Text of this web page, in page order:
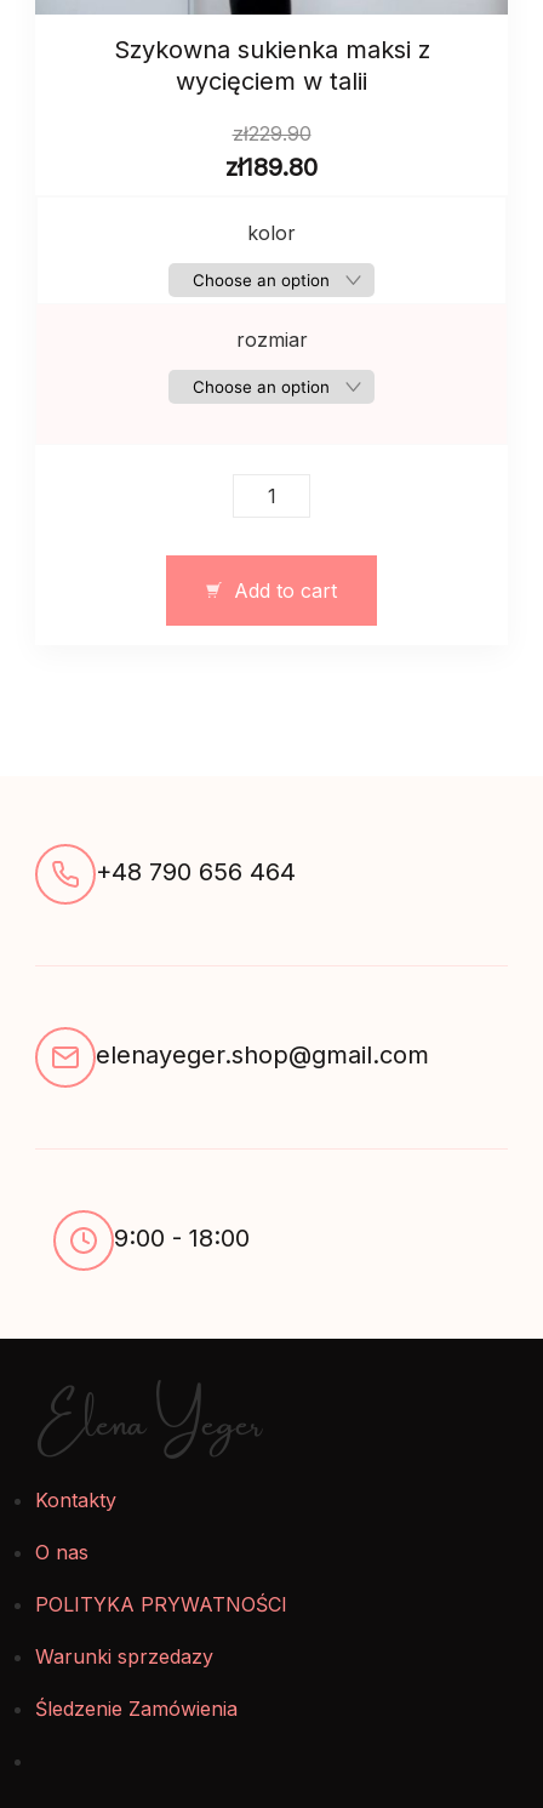
Szykowna sukienka maksi z
wycięciem w talii
zł229.90
zł189.80
kolor
rozmiar
Szykowna
wycięciem
w
Add to cart
+48 790 656 464
elenayeger.shop@gmail.com
9:00 - 18:00
Elena Yeger
Kontakty
O nas
POLITYKA PRYWATNOŚCI
Warunki sprzedazy
Śledzenie Zamówienia